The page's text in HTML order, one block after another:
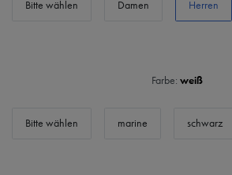
Bitte wählen Damen Herren
Farbe: weiß
Bitte wählen marine schwarz